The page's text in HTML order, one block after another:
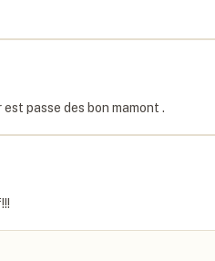
passe des bon mamont .